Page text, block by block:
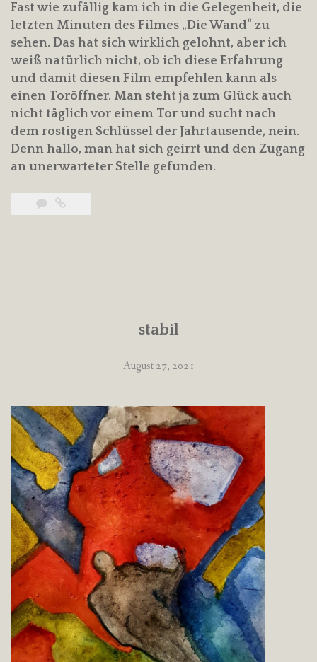
Fast wie zufällig kam ich in die Gelegenheit, die
letzten Minuten des Filmes „Die Wand“ zu
sehen. Das hat sich wirklich gelohnt, aber ich
weiß natürlich nicht, ob ich diese Erfahrung
und damit diesen Film empfehlen kann als
einen Toröffner. Man steht ja zum Glück auch
nicht täglich vor einem Tor und sucht nach
dem rostigen Schlüssel der Jahrtausende, nein.
Denn hallo, man hat sich geirrt und den Zugang
an unerwarteter Stelle gefunden.
stabil
August 27, 2021